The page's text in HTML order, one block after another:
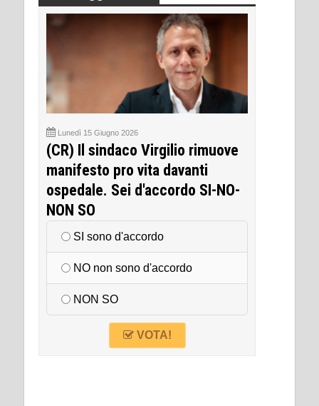
Lunedì 15 Giugno 2026
(CR) Il sindaco Virgilio rimuove
manifesto pro vita davanti
ospedale. Sei d'accordo SI-NO-
NON SO
SI sono d'accordo
NO non sono d'accordo
NON SO
VOTA!